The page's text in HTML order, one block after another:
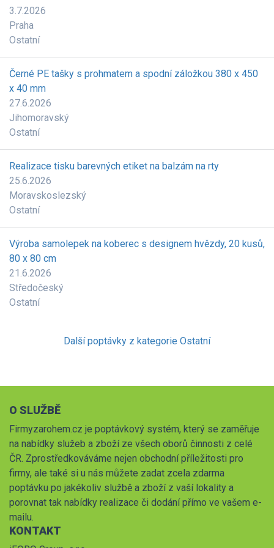
3.7.2026
Praha
Ostatní
Černé PE tašky s prohmatem a spodní záložkou 380 x 450
x 40 mm
27.6.2026
Jihomoravský
Ostatní
Realizace tisku barevných etiket na balzám na rty
25.6.2026
Moravskoslezský
Ostatní
Výroba samolepek na koberec s designem hvězdy, 20 kusů,
80 x 80 cm
21.6.2026
Středočeský
Ostatní
Další poptávky z kategorie Ostatní
O SLUŽBĚ
Firmyzarohem.cz je poptávkový systém, který se zaměřuje
na nabídky služeb a zboží ze všech oborů činnosti z celé
ČR. Zprostředkováváme nejen obchodní příležitosti pro
firmy, ale také si u nás můžete zadat zcela zdarma
poptávku po jakékoliv službě a zboží z vaší lokality a
porovnat tak nabídky realizace či dodání přímo ve vašem e-
mailu.
KONTAKT